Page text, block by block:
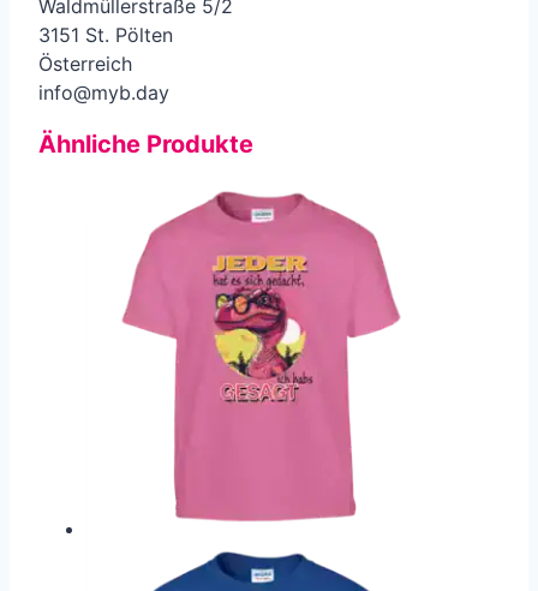
Waldmüllerstraße 5/2
3151 St. Pölten
Österreich
info@myb.day
Ähnliche Produkte